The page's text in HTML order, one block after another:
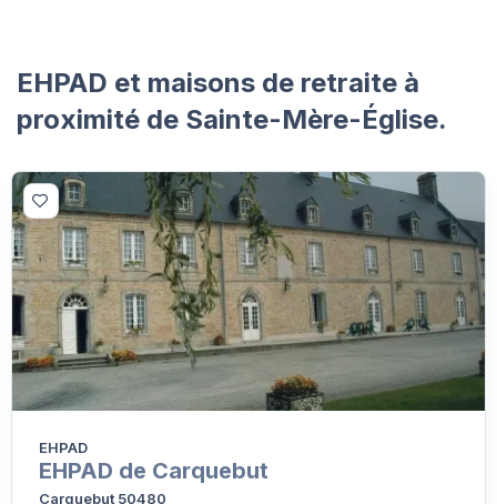
EHPAD et maisons de retraite à
proximité de Sainte-Mère-Église.
EHPAD
EHPAD de Carquebut
Carquebut 50480